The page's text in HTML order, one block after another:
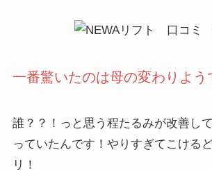
一番驚いたのは母の変わりよう
誰？？！ っと思う程たるみが改善し
っていたんです！やりすぎてこける
リ！